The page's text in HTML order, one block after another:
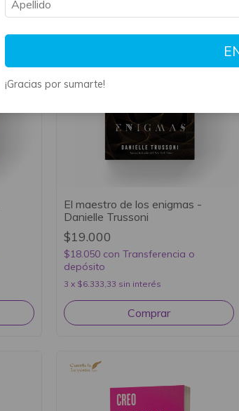
El maestro de los enigmas -
Danielle Trussoni
$19.000
$18.050 con Transferencia o
depósito
3 x $6.333,33 sin interés
¡Gracias por sumarte!